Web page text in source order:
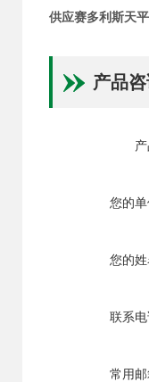
供应赛多利斯天
产品
产
您的单
您的姓
联系电
常用邮